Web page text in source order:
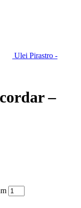
Ulei Pirastro -
–